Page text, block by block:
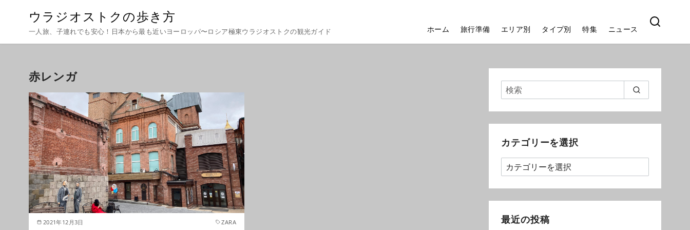
ウラジオストクの歩き方
一人旅、子連れでも安心！日本から最も近いヨーロッパ〜ロシア極東ウラジオストクの観光ガイド ホーム 旅行準備 エリア別 タイプ別 特集 ニュース
赤レンガ
2021年12月3日 ZARA
カテゴリーを選択
最近の投稿